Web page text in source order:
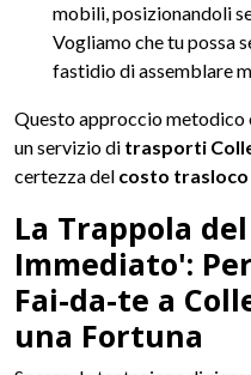
mobili, posizionandoli
Vogliamo che tu possa
fastidio di assemblare
Questo approccio metodico
un servizio di trasporti
certezza del costo trasloco
La Trappola
Immediato':
Fai-da-te a
una Fortuna